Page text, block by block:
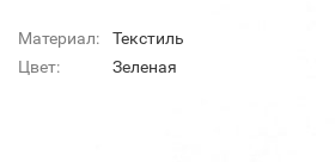
Материал:
Текстиль
Цвет:
Зеленая